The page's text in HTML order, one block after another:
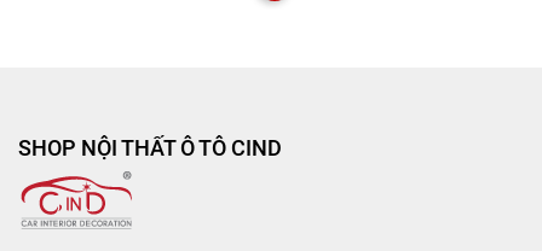
CÁCH DÙNG SIÊU ĐƠN GIẢN
👉 3 bước là chạy:
SHOP NỘI THẤT Ô TÔ CIND